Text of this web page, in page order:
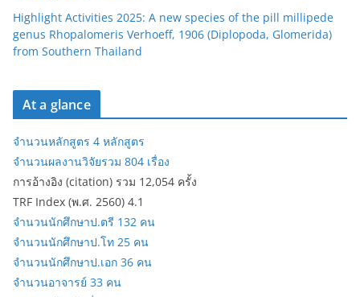
Highlight Activities 2025: A new species of the pill millipede
genus Rhopalomeris Verhoeff, 1906 (Diplopoda, Glomerida)
from Southern Thailand
At a glance
จำนวนหลักสูตร 4 หลักสูตร
จำนวนผลงานวิจัยรวม 804 เรื่อง
การอ้างอิง (citation) รวม 12,054 ครั้ง
TRF Index (พ.ศ. 2560) 4.1
จำนวนนักศึกษาป.ตรี 132 คน
จำนวนนักศึกษาป.โท 25 คน
จำนวนนักศึกษาป.เอก 36 คน
จำนวนอาจารย์ 33 คน